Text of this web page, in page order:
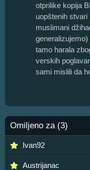
otprilike kopija
uopštenih
muslimani
tamo harala
verskih
sami mislili da
Omiljeno za (3)
Ivan92
Austrijanac